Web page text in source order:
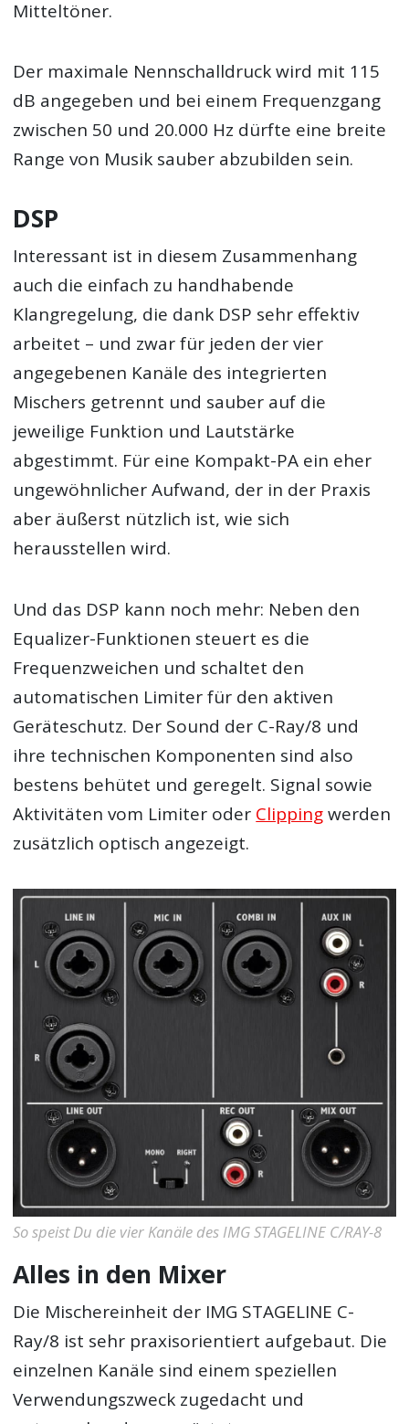
Mitteltöner.
Der maximale Nennschalldruck wird mit 115
dB angegeben und bei einem Frequenzgang
zwischen 50 und 20.000 Hz dürfte eine breite
Range von Musik sauber abzubilden sein.
DSP
Interessant ist in diesem Zusammenhang
auch die einfach zu handhabende
Klangregelung, die dank DSP sehr effektiv
arbeitet – und zwar für jeden der vier
angegebenen Kanäle des integrierten
Mischers getrennt und sauber auf die
jeweilige Funktion und Lautstärke
abgestimmt. Für eine Kompakt-PA ein eher
ungewöhnlicher Aufwand, der in der Praxis
aber äußerst nützlich ist, wie sich
herausstellen wird.
Und das DSP kann noch mehr: Neben den
Equalizer-Funktionen steuert es die
Frequenzweichen und schaltet den
automatischen Limiter für den aktiven
Geräteschutz. Der Sound der C-Ray/8 und
ihre technischen Komponenten sind also
bestens behütet und geregelt. Signal sowie
Aktivitäten vom Limiter oder Clippingwerden
zusätzlich optisch angezeigt.
So speist Du die vier Kanäle des IMG STAGELINE C/RAY-8
Alles in den Mixer
Die Mischereinheit der IMG STAGELINE C-
Ray/8 ist sehr praxisorientiert aufgebaut. Die
einzelnen Kanäle sind einem speziellen
Verwendungszweck zugedacht und